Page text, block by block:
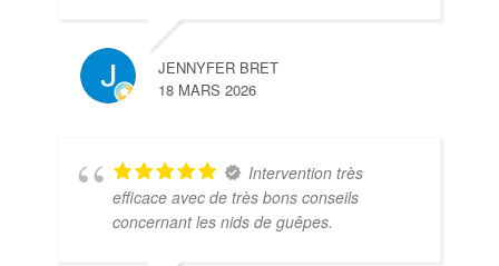
JENNYFER BRET
18 MARS 2026
Intervention très
efficace avec de très bons conseils
concernant les nids de guêpes.